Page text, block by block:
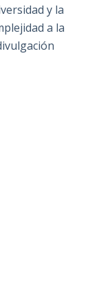
y la
a la